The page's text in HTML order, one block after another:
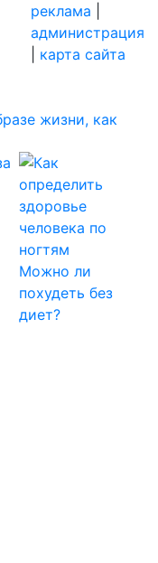
реклама
администрация
карта сайта
Можно ли
похудеть без
диет?